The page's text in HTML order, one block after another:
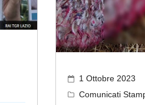
1 Ottobre 2023
Comunicati